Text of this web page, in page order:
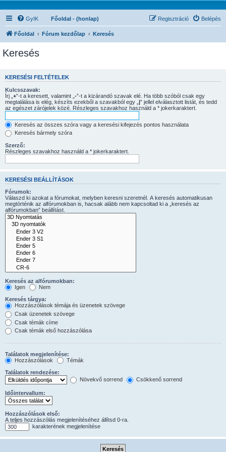
GyIK Főoldal - (honlap) Belépés
Regisztráció
Főoldal Fórum kezdőlap Keresés
Keresés
KERESÉSI FELTÉTELEK
Kulcsszavak:
Írj „ +”-t a keresett, valamint „ -”-t a kizárandó szavak elé. Ha több szóból csak egy
megtalálása is elég, készíts ezekből a szavakból egy „ |” jellel elválasztott listát, és tedd
az egészet zárójelek közé. Részleges szavakhoz használd a * jokerkaraktert.
Keresés az összes szóra vagy a keresési kifejezés pontos használata
Keresés bármely szóra
Szerző:
Részleges szavakhoz használd a * jokerkaraktert.
KERESÉSI BEÁLLÍTÁSOK
Fórumok:
Válaszd ki azokat a fórumokat, melyben keresni szeretnél. A keresés automatikusan
megtörténik az alfórumokban is, hacsak alább nem kapcsoltad ki a „keresés az
alfórumokban” beállítást.
Keresés az alfórumokban:
Igen
Nem
Keresés tárgya:
Hozzászólások témája és üzenetek szövege
Csak üzenetek szövege
Csak témák címe
Csak témák első hozzászólása
Találatok megjelenítése:
Hozzászólások
Témák
Találatok rendezése:
Növekvő sorrend
Csökkenő sorrend
Időintervallum:
Hozzászólások első:
A teljes hozzászólás megjelenítéséhez állítsd 0-ra.
karakterének megjelenítése